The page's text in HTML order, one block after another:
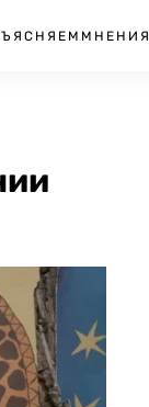
МНЕНИЯ